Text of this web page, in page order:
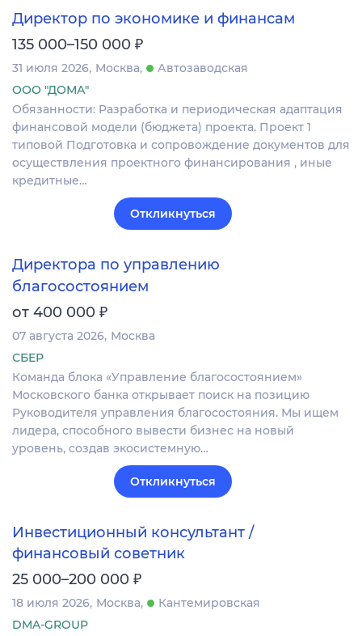
Директор по экономике и финансам
135 000–150 000 ₽
31 июля 2026 Москва
Автозаводская
ООО "ДОМА"
Обязанности: Разработка и периодическая адаптация
финансовой модели (бюджета) проекта. Проект 1
типовой Подготовка и сопровождение документов для
осуществления проектного финансирования , иные
кредитные…
Откликнуться
Директора по управлению
благосостоянием
от 400 000 ₽
07 августа 2026 Москва
СБЕР
Команда блока «Управление благосостоянием»
Московского банка открывает поиск на позицию
Руководителя управления благосостояния. Мы ищем
лидера, способного вывести бизнес на новый
уровень, создав экосистемную…
Откликнуться
Инвестиционный консультант /
финансовый советник
25 000–200 000 ₽
18 июля 2026 Москва
Кантемировская
DMA-GROUP